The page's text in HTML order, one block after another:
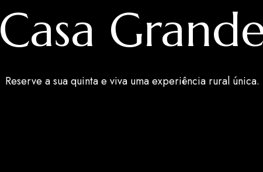
Casa
Reserve a sua quinta e viva uma experiência rural única.